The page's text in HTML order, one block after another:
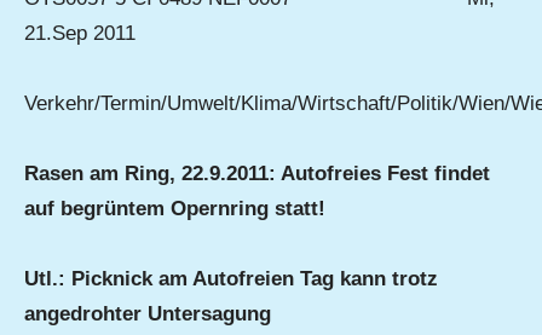
21.Sep 2011
Verkehr/Termin/Umwelt/Klima/Wirtschaft/Politik/Wien/
Rasen am Ring, 22.9.2011: Autofreies Fest findet
auf begrüntem Opernring statt!
Utl.: Picknick am Autofreien Tag kann trotz
angedrohter Untersagung